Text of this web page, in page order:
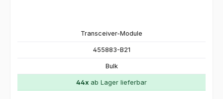
Transceiver-Module
455883-B21
Bulk
44x ab Lager lieferbar